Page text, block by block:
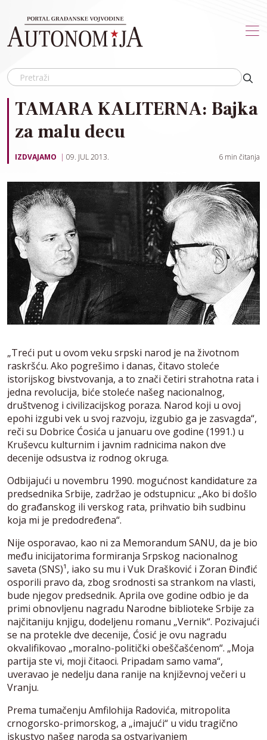
TAMARA KALITERNA: Bajka
za malu decu
IZDVAJAMO 09. JUL 2013. 6 min čitanja
„Treći put u ovom veku srpski narod je na životnom
raskršću. Ako pogrešimo i danas, čitavo stoleće
istorijskog bivstvovanja, a to znači četiri strahotna rata i
jedna revolucija, biće stoleće našeg nacionalnog,
društvenog i civilizacijskog poraza. Narod koji u ovoj
epohi izgubi vek u svoj razvoju, izgubio ga je zasvagda“,
reči su Dobrice Ćosića u januaru ove godine (1991.) u
Kruševcu kulturnim i javnim radnicima nakon dve
decenije odsustva iz rodnog okruga.
Odbijajući u novembru 1990. mogućnost kandidature za
predsednika Srbije, zadržao je odstupnicu: „Ako bi došlo
do građanskog ili verskog rata, prihvatio bih sudbinu
koja mi je predodređena“.
Nije osporavao, kao ni za Memorandum SANU, da je bio
među inicijatorima formiranja Srpskog nacionalnog
saveta (SNS)¹, iako su mu i Vuk Drašković i Zoran Đinđić
osporili pravo da, zbog srodnosti sa strankom na vlasti,
bude njegov predsednik. Aprila ove godine odbio je da
primi obnovljenu nagradu Narodne biblioteke Srbije za
najčitaniju knjigu, dodeljenu romanu „Vernik“. Pozivajući
se na protekle dve decenije, Ćosić je ovu nagradu
okvalifikovao „moralno-politički obeščašćenom“. „Moja
partija ste vi, moji čitaoci. Pripadam samo vama“,
uveravao je nedelju dana ranije na književnoj večeri u
Vranju.
Prema tumačenju Amfilohija Radovića, mitropolita
crnogorsko-primorskog, a „imajući“ u vidu tragično
iskustvo našeg naroda sa ostvarivanjem